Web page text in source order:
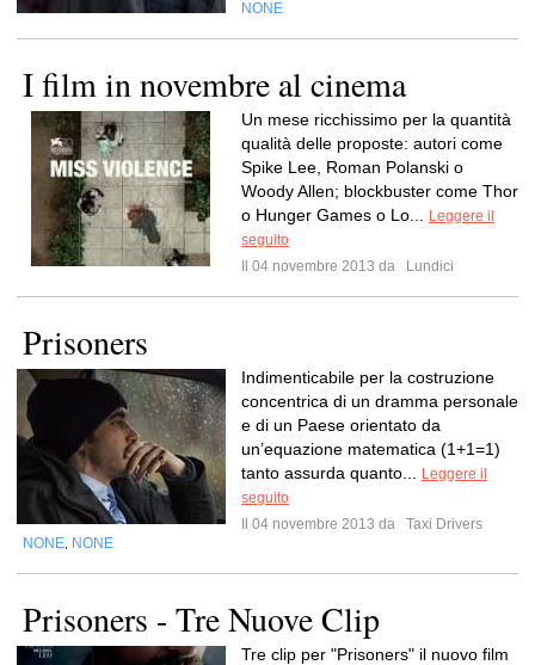
NONE
I film in novembre al cinema
Un mese ricchissimo per la quantità
qualità delle proposte: autori come
Spike Lee, Roman Polanski o
Woody Allen; blockbuster come Thor
o Hunger Games o Lo...
Leggere il
seguito
Il 04 novembre 2013 da
Lundici
Prisoners
Indimenticabile per la costruzione
concentrica di un dramma personale
e di un Paese orientato da
un’equazione matematica (1+1=1)
tanto assurda quanto...
Leggere il
seguito
Il 04 novembre 2013 da
Taxi Drivers
NONE NONE
Prisoners - Tre Nuove Clip
Tre clip per "Prisoners" il nuovo film